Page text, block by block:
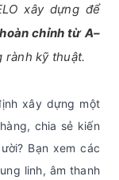
xây dựng để
chỉnh từ A–
rành kỹ thuật.
xây dựng một
chia sẻ kiến
Bạn xem các
linh, âm thanh